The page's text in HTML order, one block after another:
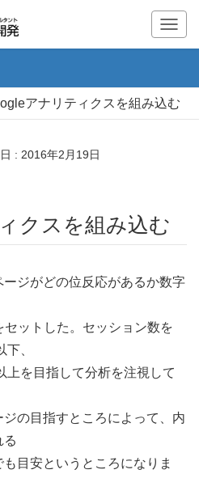
T
l
a
o
アナリティクスを組み込む
: 2016年2月19日
クスを組み込む
ジがどの位反応があるか数字
ットした。セッション数を
、
上を目指して分析を注視して
の目指すところによって、内
る
目安というところになりま